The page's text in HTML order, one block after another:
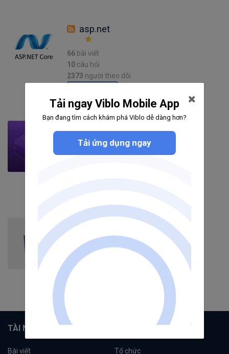
asp.net
66 bài viết
10 câu hỏi
2373 người theo dõi
CSS3
248bài viết
19
câu hỏi
4242
TÀI NGUYÊN
Bài viết Tổ chức
Tải ngay Viblo Mobile App
Bạn đang tìm cách khám phá Viblo dễ dàng hơn?
Tải ứng dụng ngay